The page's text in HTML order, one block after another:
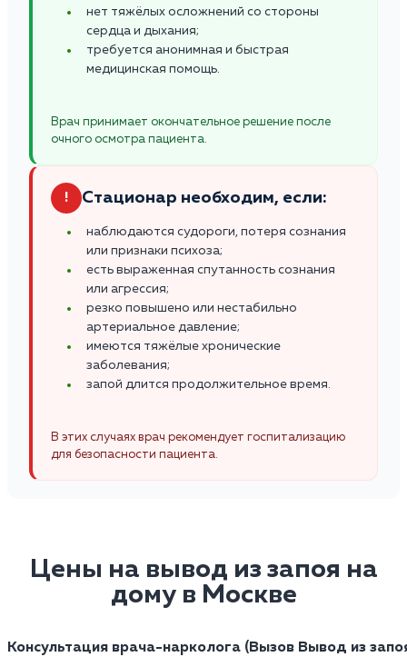
нет тяжёлых осложнений со стороны
сердца и дыхания;
требуется анонимная и быстрая
медицинская помощь.
Врач принимает окончательное решение после
очного осмотра пациента.
! Стационар необходим, если:
наблюдаются судороги, потеря сознания
или признаки психоза;
есть выраженная спутанность сознания
или агрессия;
резко повышено или нестабильно
артериальное давление;
имеются тяжёлые хронические
заболевания;
запой длится продолжительное время.
В этих случаях врач рекомендует госпитализацию
для безопасности пациента.
Цены на вывод из запоя на
дому в Москве
Консультация врача-нарколога (Вызов Вывод из